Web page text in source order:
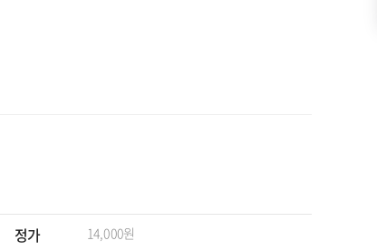
정가 14,000원